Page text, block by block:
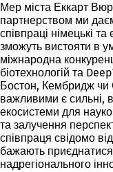
Мер міста Еккарт
партнерством ми
співпраці німецькі
зможуть вистояти в
міжнародна
біотехнологій та
Бостон, Кембридж чи
важливими є сильні,
екосистеми для
та залучення
співпраця свідомо
бажають
надрегіонального